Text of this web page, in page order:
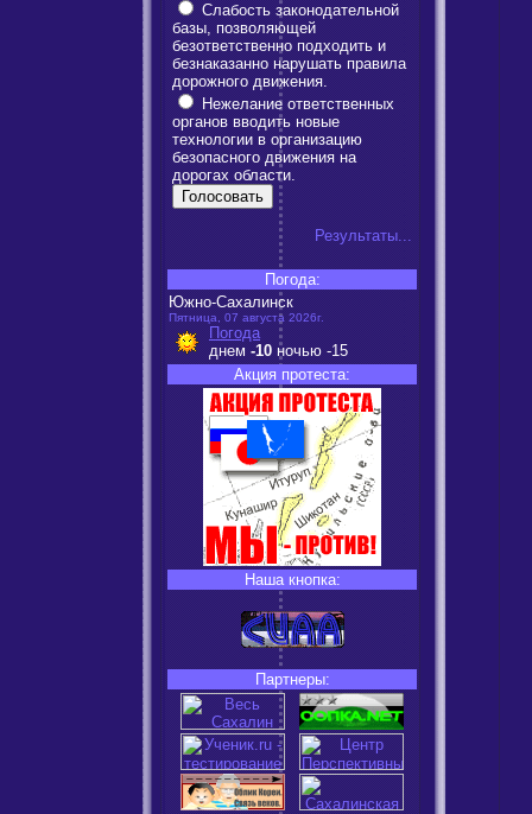
Слабость законодательной
базы, позволяющей
безответственно подходить и
безнаказанно нарушать правила
дорожного движения.
Нежелание ответственных
органов вводить новые
технологии в организацию
безопасного движения на
дорогах области.
Результаты...
Погода:
Южно-Сахалинск
Пятница, 07 августа 2026г.
Погода
днем -10 ночью -15
Акция протеста:
Наша кнопка:
Партнеры: